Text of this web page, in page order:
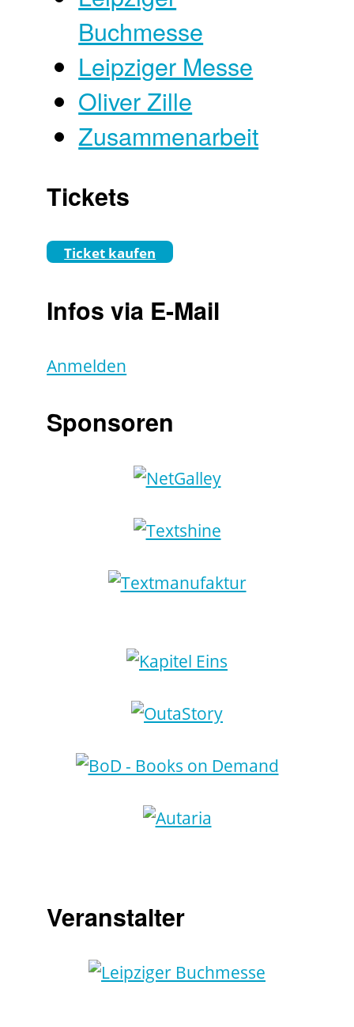
Buchmesse
Leipziger Messe
Oliver Zille
Zusammenarbeit
Tickets
Ticket kaufen
Infos via E-Mail
Anmelden
Sponsoren
Veranstalter